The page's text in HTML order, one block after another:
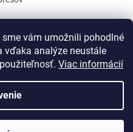
vám umožnili pohodlné
vďaka analýze neustále
Viac informácií
Shoptet